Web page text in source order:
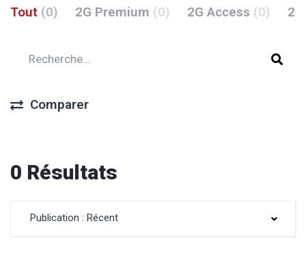
Tout (0) 2G Premium (0) 2G Access (0)
Comparer
0 Résultats
Publication : Récent